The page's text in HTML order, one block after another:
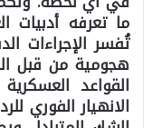
ما تعرفه أدبيات
تُفسر الإجراءات
هجومية من قبل
القواعد
الانهيار الفوري